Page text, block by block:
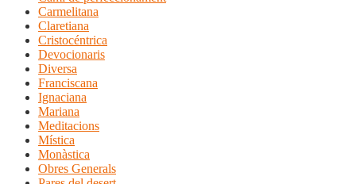
Carmelitana
Claretiana
Cristocéntrica
Devocionaris
Diversa
Franciscana
Ignaciana
Mariana
Meditacions
Mística
Monàstica
Obres Generals